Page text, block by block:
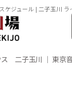
ケジュール | 二子玉川
ス 二子玉川 ｜ 東京